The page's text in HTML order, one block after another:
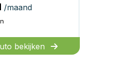
/maand
bekijken